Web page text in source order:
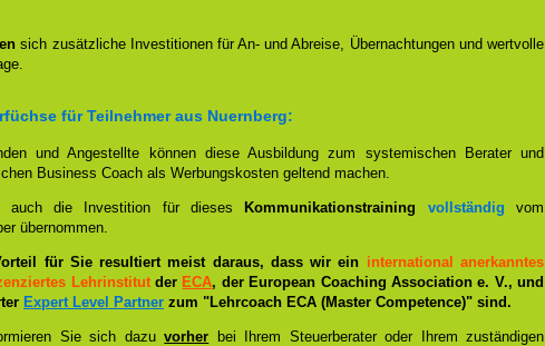
sich zusätzliche Investitionen für An- und Abreise, Übernachtungen und wertvolle
für Teilnehmer aus Nuernberg:
und Angestellte können diese Ausbildung zum systemischen Berater und
Business Coach als Werbungskosten geltend machen.
die Investition für dieses Kommunikationstraining vollständig vom
übernommen.
für Sie resultiert meist daraus, dass wir ein international anerkanntes
Lehrinstitutder ECA, der European Coaching Association e. V., und
Expert Level Partner zum "Lehrcoach ECA (Master Competence)" sind.
Sie sich dazuvorher bei Ihrem Steuerberater oder Ihrem zuständigen